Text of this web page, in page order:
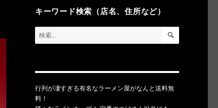
キーワード検索（店名、住所など）
検
索:
検
行列が凄すぎる有名なラーメン屋がなんと送料無
料！